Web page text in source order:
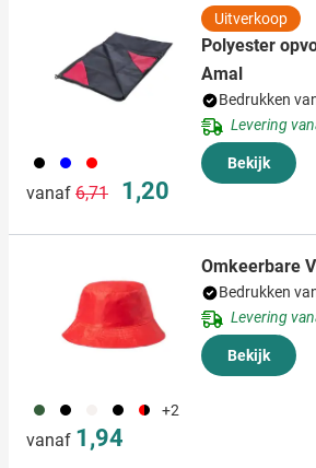
001 005 008
vanaf Normale prijs
6,71 Speciale prijs
1,20
Uitverkoop
Polyester
Amal
Bedrukken
Levering
Bekijk
760 001 005 008 +2
vanaf 1,94
Omkeerbare
Bedrukken
Levering
Bekijk